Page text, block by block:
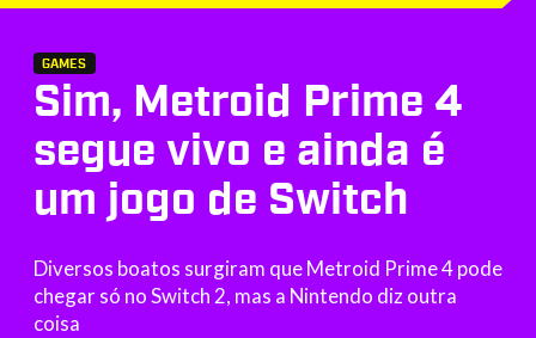
GAMES
Sim, Metroid Prime 4
segue vivo e ainda é
um jogo de Switch
Diversos boatos surgiram que Metroid Prime 4 pode
chegar só no Switch 2, mas a Nintendo diz outra
coisa